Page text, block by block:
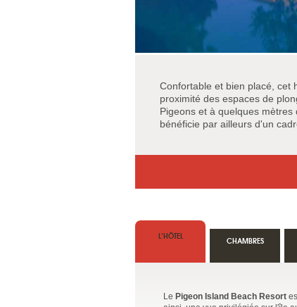
Confortable et bien placé, cet
proximité des espaces de
Pigeons et à quelques
bénéficie par ailleurs d'un
L’HÔTEL
Le Pigeon Island Beach Resort
CHAMBRES